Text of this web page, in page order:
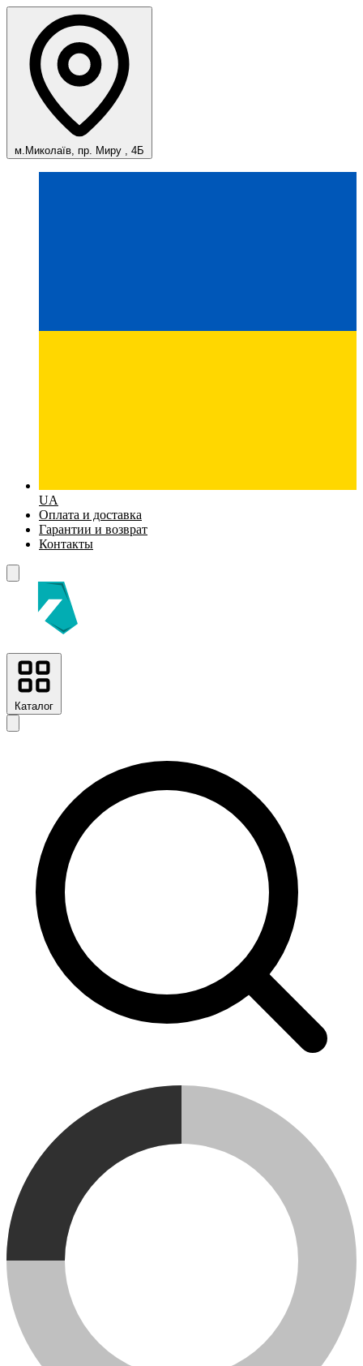
м.Миколаїв, пр. Миру , 4Б
UA
Оплата и доставка
Гарантии и возврат
Контакты
Каталог